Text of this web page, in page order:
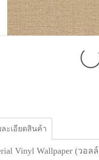
ละเอียดสินค้า
Vinyl Wallpaper (วอ